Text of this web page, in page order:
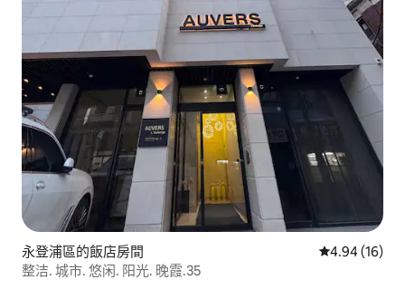
永登浦區的飯店房間 從 16 則評價
4.94 (16)
整洁. 城市. 悠闲. 阳光. 晚霞.35